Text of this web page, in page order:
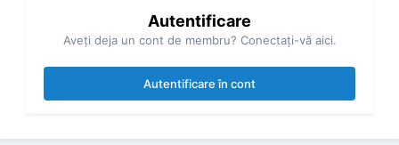
Autentificare
Aveţi deja un cont de membru? Conectaţi-vă aici.
Autentificare în cont